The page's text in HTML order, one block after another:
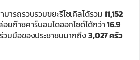
ารถรวบรวมขยะรีไซเคิลได้รวม11,152
ยก๊าซคาร์บอนไดออกไซด์ได้กว่า16.9
วมมือของประชาชนมากถึง3,027 ครัว